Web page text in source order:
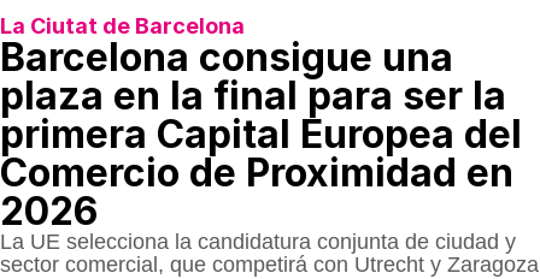
La Ciutat de Barcelona
Barcelona consigue una
plaza en la final para ser la
primera Capital Europea del
Comercio de Proximidad en
2026
La UE selecciona la candidatura conjunta de ciudad y
sector comercial, que competirá con Utrecht y Zaragoza